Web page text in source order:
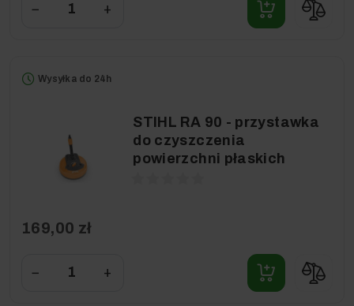
− +
Wysyłka do 24h
STIHL RA 90 - przystawka
do czyszczenia
powierzchni płaskich
169,00 zł
− +